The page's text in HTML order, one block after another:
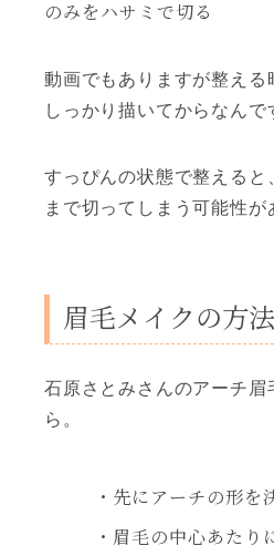
のみをハサミで切る
動画でもありますが整える
しっかり描いてからなんで
すっぴんの状態で整えると
まで切ってしまう可能性が
眉毛メイクの方法
石原さとみさんのアーチ眉
ら。
・先にアーチの形を
・眉毛の中心あたり